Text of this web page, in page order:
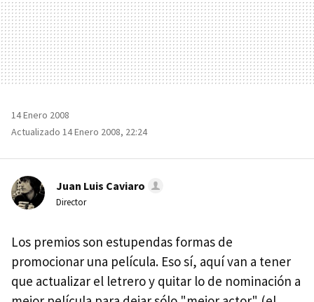
14 Enero 2008
Actualizado 14 Enero 2008, 22:24
Juan Luis Caviaro
Director
Los premios son estupendas formas de
promocionar una película. Eso sí, aquí van a tener
que actualizar el letrero y quitar lo de nominación a